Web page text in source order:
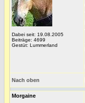
Dabei seit: 19.08.2005
Beiträge: 4699
Gestüt: Lummerland
Nach oben
Morgaine